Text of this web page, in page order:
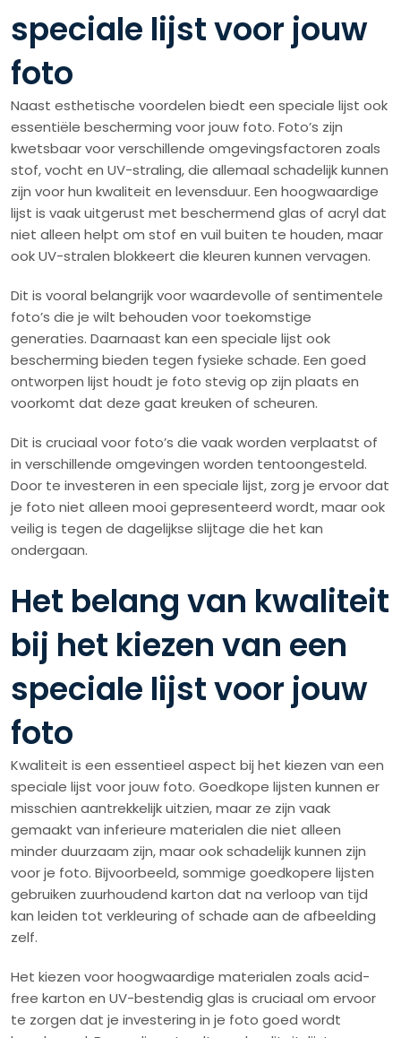
speciale lijst voor jouw
foto
Naast esthetische voordelen biedt een speciale lijst ook
essentiële bescherming voor jouw foto. Foto’s zijn
kwetsbaar voor verschillende omgevingsfactoren zoals
stof, vocht en UV-straling, die allemaal schadelijk kunnen
zijn voor hun kwaliteit en levensduur. Een hoogwaardige
lijst is vaak uitgerust met beschermend glas of acryl dat
niet alleen helpt om stof en vuil buiten te houden, maar
ook UV-stralen blokkeert die kleuren kunnen vervagen.
Dit is vooral belangrijk voor waardevolle of sentimentele
foto’s die je wilt behouden voor toekomstige
generaties. Daarnaast kan een speciale lijst ook
bescherming bieden tegen fysieke schade. Een goed
ontworpen lijst houdt je foto stevig op zijn plaats en
voorkomt dat deze gaat kreuken of scheuren.
Dit is cruciaal voor foto’s die vaak worden verplaatst of
in verschillende omgevingen worden tentoongesteld.
Door te investeren in een speciale lijst, zorg je ervoor dat
je foto niet alleen mooi gepresenteerd wordt, maar ook
veilig is tegen de dagelijkse slijtage die het kan
ondergaan.
Het belang van kwaliteit
bij het kiezen van een
speciale lijst voor jouw
foto
Kwaliteit is een essentieel aspect bij het kiezen van een
speciale lijst voor jouw foto. Goedkope lijsten kunnen er
misschien aantrekkelijk uitzien, maar ze zijn vaak
gemaakt van inferieure materialen die niet alleen
minder duurzaam zijn, maar ook schadelijk kunnen zijn
voor je foto. Bijvoorbeeld, sommige goedkopere lijsten
gebruiken zuurhoudend karton dat na verloop van tijd
kan leiden tot verkleuring of schade aan de afbeelding
zelf.
Het kiezen voor hoogwaardige materialen zoals acid-
free karton en UV-bestendig glas is cruciaal om ervoor
te zorgen dat je investering in je foto goed wordt